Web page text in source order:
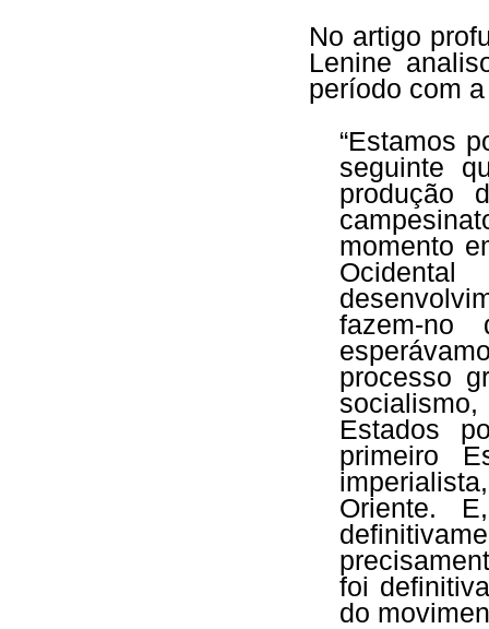
No artigo
Lenine
período com
“Estamos
seguinte
produção
momento
fazem-no
processo
Estados
primeiro
Oriente.
foi
do